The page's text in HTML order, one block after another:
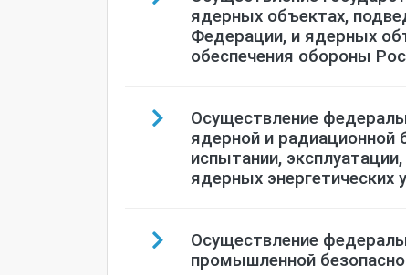
ядерных объектах,
Федерации, и ядерных
обеспечения обороны
Осуществление
ядерной и радиационной
испытании,
ядерных энергетических
Осуществление
промышленной